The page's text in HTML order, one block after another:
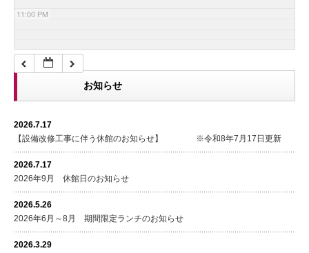
11:00 PM
お知らせ
2026.7.17
【設備改修工事に伴う休館のお知らせ】 ※令和8年7月17日更新
2026.7.17
2026年9月 休館日のお知らせ
2026.5.26
2026年6月～8月 期間限定ランチのお知らせ
2026.3.29